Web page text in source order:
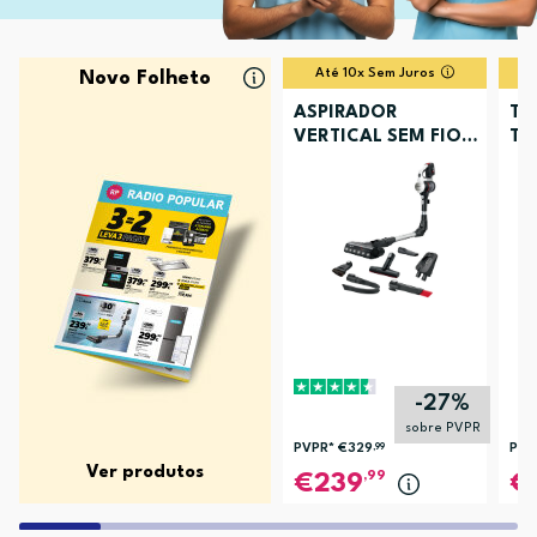
Novo Folheto
Ver produtos
Até 10x Sem Juros
ASPIRADOR
VERTICAL SEM FIOS
BOSCH BCS711XXL
-27%
sobre PVPR
PVPR* €329,99
239,99
TV